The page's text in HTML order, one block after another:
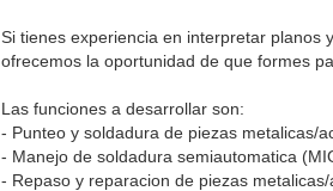
Si tienes experiencia en interpretar planos
ofrecemos la oportunidad de que formes
Las funciones a desarrollar son:
- Punteo y soldadura de piezas metalicas/
- Manejo de soldadura semiautomatica
- Repaso y reparacion de piezas metalicas/